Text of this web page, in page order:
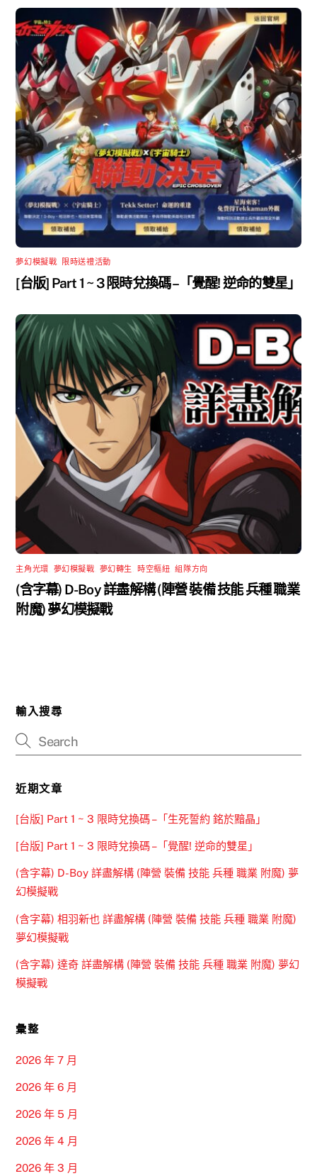
夢幻模擬戰 限時送禮活動
[台版] Part 1 ~ 3 限時兌換碼 –「覺醒! 逆命的雙星」
主角光環 夢幻模擬戰 夢幻轉生 ,時空樞紐 ,組隊方向
(含字幕) D-Boy 詳盡解構 (陣營 裝備 技能 兵種 職業
附魔) 夢幻模擬戰
輸入搜尋
近期文章
[台版] Part 1 ~ 3 限時兌換碼 –「生死誓約 銘於黯晶」
[台版] Part 1 ~ 3 限時兌換碼 –「覺醒! 逆命的雙星」
(含字幕) D-Boy 詳盡解構 (陣營 裝備 技能 兵種 職業 附魔) 夢
幻模擬戰
(含字幕) 相羽新也 詳盡解構 (陣營 裝備 技能 兵種 職業 附魔)
夢幻模擬戰
(含字幕) 達奇 詳盡解構 (陣營 裝備 技能 兵種 職業 附魔) 夢幻
模擬戰
彙整
2026 年 7 月
2026 年 6 月
2026 年 5 月
2026 年 4 月
2026 年 3 月